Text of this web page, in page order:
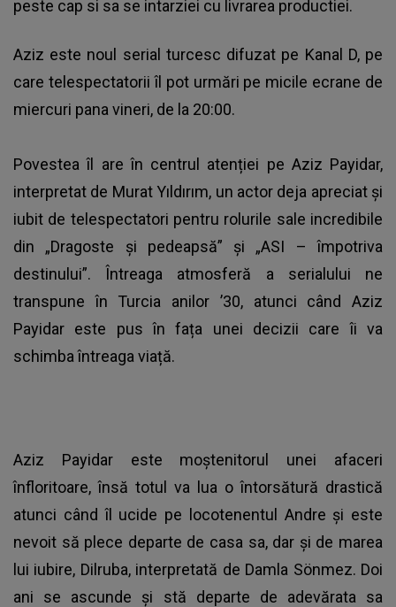
peste cap si sa se intarziei cu livrarea productiei.
Aziz este noul serial turcesc difuzat pe Kanal D, pe
care telespectatorii îl pot urmări pe micile ecrane de
miercuri pana vineri, de la 20:00.
Povestea îl are în centrul atenției pe Aziz Payidar,
interpretat de Murat Yıldırım, un actor deja apreciat și
iubit de telespectatori pentru rolurile sale incredibile
din „Dragoste și pedeapsă” şi „ASI – împotriva
destinului”. Întreaga atmosferă a serialului ne
transpune în Turcia anilor ’30, atunci când Aziz
Payidar este pus în fața unei decizii care îi va
schimba întreaga viață.
Aziz Payidar este moștenitorul unei afaceri
înfloritoare, însă totul va lua o întorsătură drastică
atunci când îl ucide pe locotenentul Andre și este
nevoit să plece departe de casa sa, dar și de marea
lui iubire, Dilruba, interpretată de Damla Sönmez. Doi
ani se ascunde și stă departe de adevărata sa